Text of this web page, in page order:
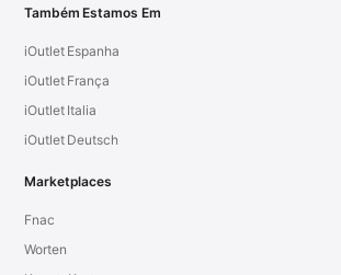
Também Estamos Em
iOutlet Espanha
iOutlet França
iOutlet Italia
iOutlet Deutsch
Marketplaces
Fnac
Worten